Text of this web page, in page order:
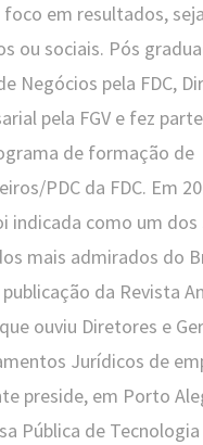
em resultados,
ou sociais. Pós
Negócios pela FDC,
pela FGV e fez
de formação de
PDC da FDC. Em
indicada como um dos
mais admirados do
da Revista
ouviu Diretores e
Jurídicos de
preside, em Porto
Pública de